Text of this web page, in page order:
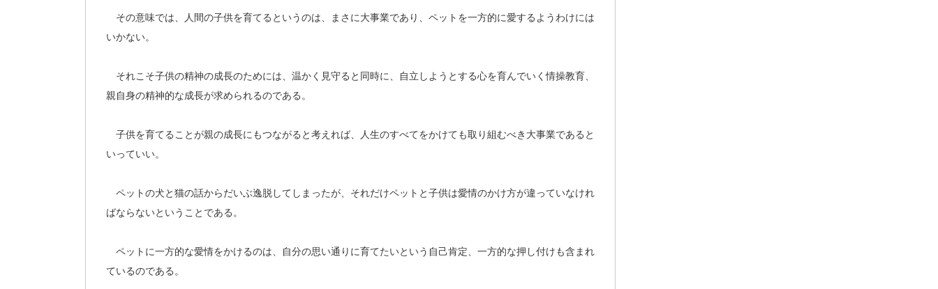
その意味では、人間の子供を育てるというのは、まさに大事業であり、ペットを一方的に愛するようわけには
いかない。
それこそ子供の精神の成長のためには、温かく見守ると同時に、自立しようとする心を育んでいく情操教育、
親自身の精神的な成長が求められるのである。
子供を育てることが親の成長にもつながると考えれば、人生のすべてをかけても取り組むべき大事業であると
いっていい。
ペットの犬と猫の話からだいぶ逸脱してしまったが、それだけペットと子供は愛情のかけ方が違っていなけれ
ばならないということである。
ペットに一方的な愛情をかけるのは、自分の思い通りに育てたいという自己肯定、一方的な押し付けも含まれ
ているのである。